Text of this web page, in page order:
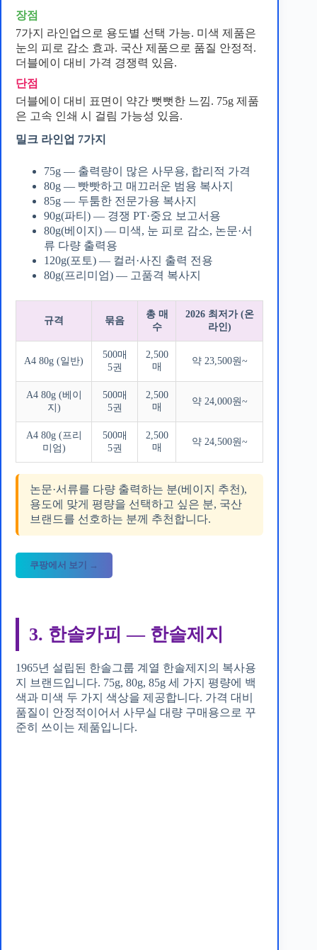
장점
7가지 라인업으로 용도별 선택 가능. 미색 제품은
눈의 피로 감소 효과. 국산 제품으로 품질 안정적.
더블에이 대비 가격 경쟁력 있음.
단점
더블에이 대비 표면이 약간 뻣뻣한 느낌. 75g 제품
은 고속 인쇄 시 걸림 가능성 있음.
밀크 라인업 7가지
75g — 출력량이 많은 사무용, 합리적 가격
80g — 빳빳하고 매끄러운 범용 복사지
85g — 두툼한 전문가용 복사지
90g(파티) — 경쟁 PT·중요 보고서용
80g(베이지) — 미색, 눈 피로 감소, 논문·서
류 다량 출력용
120g(포토) — 컬러·사진 출력 전용
80g(프리미엄) — 고품격 복사지
규격 묶음
총 매
수
2026 최저가 (온
라인)
A4 80g (일반)
500매
5권
2,500
매
약 23,500원~
A4 80g (베이
지)
500매
5권
2,500
매
약 24,000원~
A4 80g (프리
미엄)
500매
5권
2,500
매
약 24,500원~
논문·서류를 다량 출력하는 분(베이지 추천),
용도에 맞게 평량을 선택하고 싶은 분, 국산
브랜드를 선호하는 분께 추천합니다.
쿠팡에서 보기 →
3. 한솔카피 — 한솔제지
1965년 설립된 한솔그룹 계열 한솔제지의 복사용
지 브랜드입니다. 75g, 80g, 85g 세 가지 평량에 백
색과 미색 두 가지 색상을 제공합니다. 가격 대비
품질이 안정적이어서 사무실 대량 구매용으로 꾸
준히 쓰이는 제품입니다.